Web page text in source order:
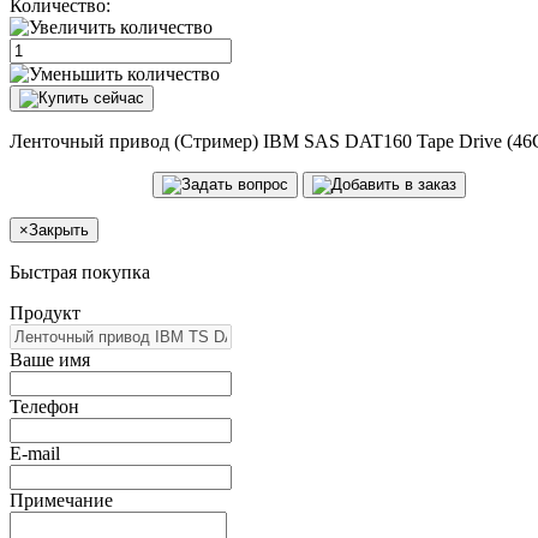
Количество:
Ленточный привод (Стример) IBM SAS DAT160 Tape Drive
×Закрыть
Быстрая покупка
Продукт
Ваше имя
Телефон
E-mail
Примечание